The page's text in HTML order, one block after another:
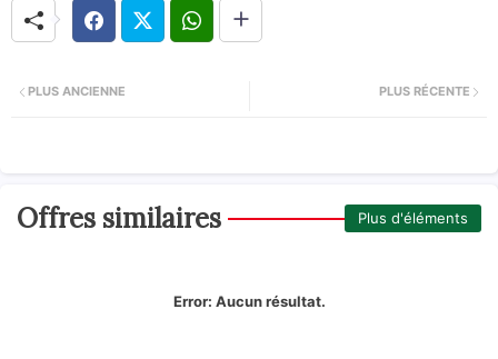
PLUS RÉCENTE
PLUS ANCIENNE
Offres similaires Plus d'éléments
Error: Aucun résultat.